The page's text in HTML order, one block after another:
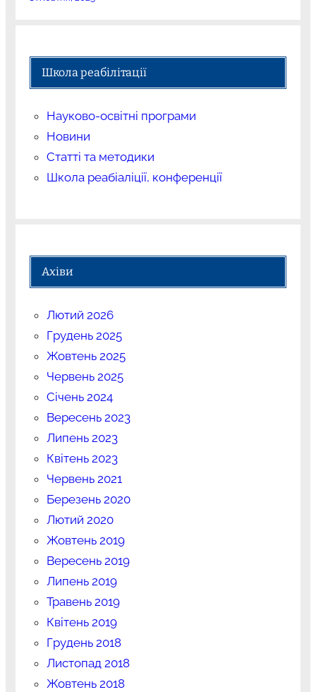
Школа реабілітації
Науково-освітні програми
Новини
Статті та методики
Школа реабіаліції, конференції
Ахіви
Лютий 2026
Грудень 2025
Жовтень 2025
Червень 2025
Січень 2024
Вересень 2023
Липень 2023
Квітень 2023
Червень 2021
Березень 2020
Лютий 2020
Жовтень 2019
Вересень 2019
Липень 2019
Травень 2019
Квітень 2019
Грудень 2018
Листопад 2018
Жовтень 2018